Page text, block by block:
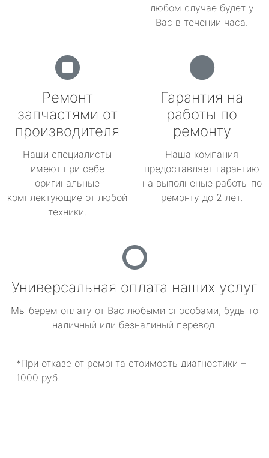
любом случае будет у
Вас в течении часа.
Ремонт
запчастями от
производителя
Наши специалисты
имеют при себе
оригинальные
комплектующие от любой
техники.
Гарантия на
работы по
ремонту
Наша компания
предоставляет гарантию
на выполненые работы по
ремонту до 2 лет.
Универсальная оплата наших услуг
Мы берем оплату от Вас любыми способами, будь то
наличный или безналиный перевод.
*При отказе от ремонта стоимость диагностики –
1000 руб.